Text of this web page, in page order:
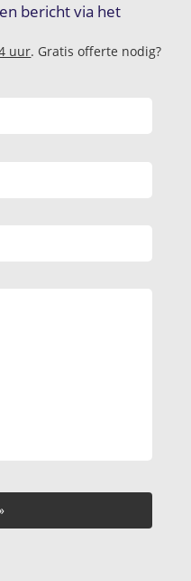
bericht via het
uur. Gratis offerte nodig?